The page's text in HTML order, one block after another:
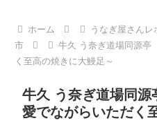
ホーム うなぎ屋さんレ
市
牛久 う奈ぎ道場同源
く至高の焼きに大鰻足～
牛久 う奈ぎ道場同
愛でながらいただく